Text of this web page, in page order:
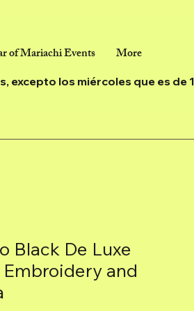
of Mariachi Events More
excepto los miércoles que es de
Black De Luxe
and